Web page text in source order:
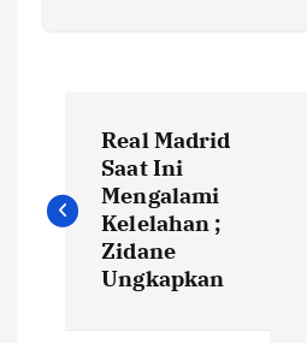
a
v
Real Madrid
Saat Ini
Mengalami
Kelelahan ;
Zidane
Ungkapkan